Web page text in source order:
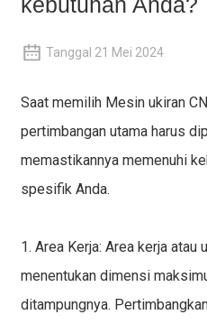
Tanggal 21 Mei 2024
Saat memilih Mesin ukiran
pertimbangan utama harus
memastikannya memenuhi
spesifik Anda.
1. Area Kerja: Area kerja
menentukan dimensi
ditampungnya.